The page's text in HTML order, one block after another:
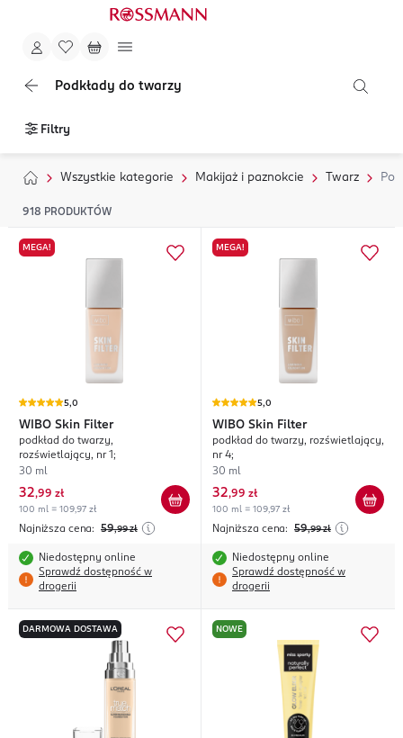
Podkłady do twarzy
Filtry
Wszystkie kategorie Makijaż i paznokcie Twarz
918 PRODUKTÓW
MEGA!
5,0
WIBO Skin Filter
podkład do twarzy,
rozświetlający, nr 1;
30 ml
32,99 zł
100 ml = 109,97 zł
Najniższa cena: 59,99 zł
Niedostępny online
Sprawdź dostępność w
drogerii
MEGA!
5,0
WIBO Skin Filter
podkład do twarzy, rozświetlający,
nr 4;
30 ml
32,99 zł
100 ml = 109,97 zł
Najniższa cena: 59,99 zł
Niedostępny online
Sprawdź dostępność w
drogerii
DARMOWA DOSTAWA NOWE